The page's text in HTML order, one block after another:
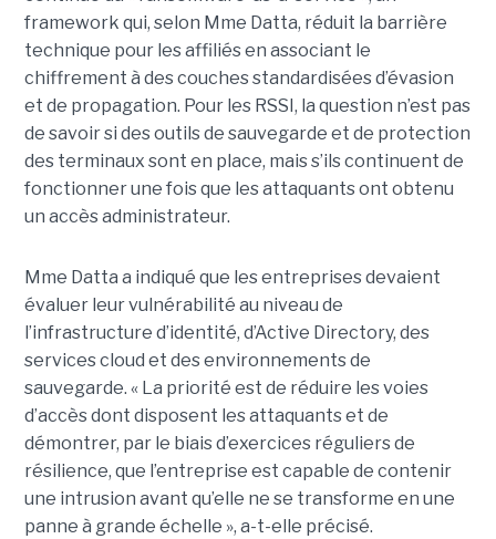
framework qui, selon Mme Datta, réduit la barrière
technique pour les affiliés en associant le
chiffrement à des couches standardisées d’évasion
et de propagation. Pour les RSSI, la question n’est pas
de savoir si des outils de sauvegarde et de protection
des terminaux sont en place, mais s’ils continuent de
fonctionner une fois que les attaquants ont obtenu
un accès administrateur.
Mme Datta a indiqué que les entreprises devaient
évaluer leur vulnérabilité au niveau de
l’infrastructure d’identité, d’Active Directory, des
services cloud et des environnements de
sauvegarde. « La priorité est de réduire les voies
d’accès dont disposent les attaquants et de
démontrer, par le biais d’exercices réguliers de
résilience, que l’entreprise est capable de contenir
une intrusion avant qu’elle ne se transforme en une
panne à grande échelle », a-t-elle précisé.